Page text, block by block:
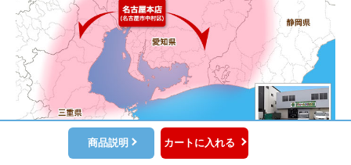
【注文からどのくらいで届きましたか？】
工事日を自分から発注の2週間先にしていたので、遅れ
ることもなく予定通りに工事前に到着。
【その他感想・コメント】
保証書に添付する工事店の証明もきちんと対応してくれ
てますので、アフターも安心できます。
次に何か交換タイミングが来たら、一番の候補先業者さ
商品説明 カートに入れる